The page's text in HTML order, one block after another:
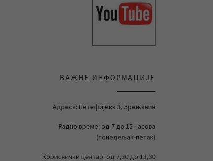
ВАЖНЕ ИНФОРМАЦИЈЕ
Адреса: Петефијева 3, Зрењанин
Радно време: од 7 до 15 часова
(понедељак-петак)
Кориснички центар: од 7,30 до 13,30